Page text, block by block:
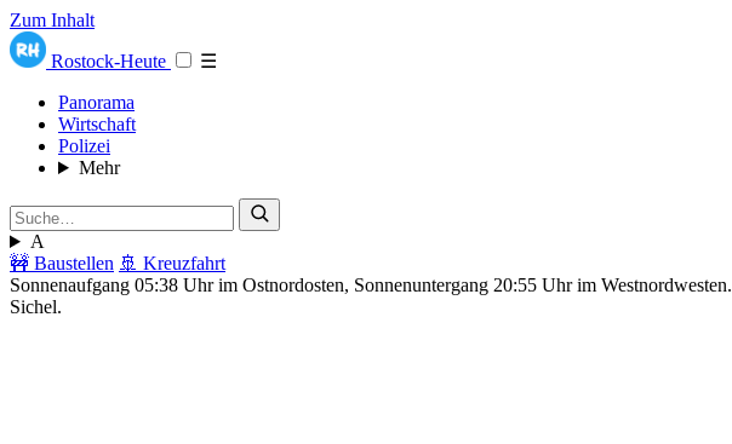
Zum Inhalt
Rostock-Heute
☰
Panorama
Wirtschaft
Polizei
Mehr
A
🚧 Baustellen 🚢 Kreuzfahrt
Sonnenaufgang 05:38 Uhr im Ostnordosten, Sonnenuntergang 20:55 Uhr im
Sichel.